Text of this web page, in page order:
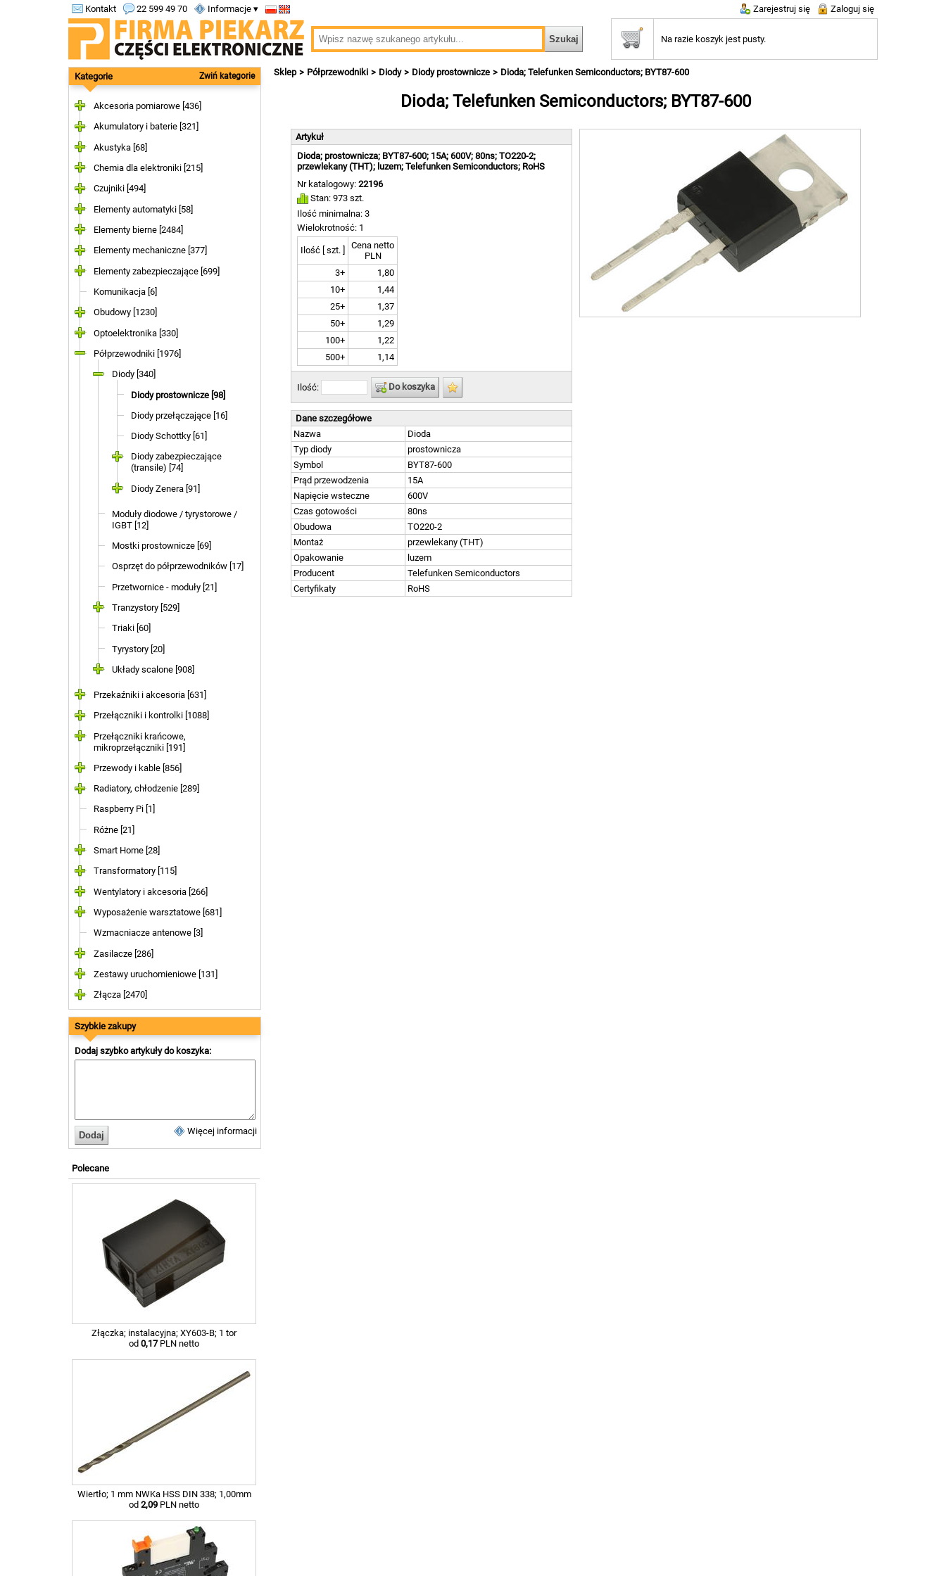
Kontakt 22 599 49 70 Informacje ▾ Zarejestruj się Zaloguj się
Na razie koszyk jest pusty.
Kategorie Zwiń kategorie
Akcesoria pomiarowe [436]
Akumulatory i baterie [321]
Akustyka [68]
Chemia dla elektroniki [215]
Czujniki [494]
Elementy automatyki [58]
Elementy bierne [2484]
Elementy mechaniczne [377]
Elementy zabezpieczające [699]
Komunikacja [6]
Obudowy [1230]
Optoelektronika [330]
Półprzewodniki [1976]
Diody [340]
Diody prostownicze [98]
Diody przełączające [16]
Diody Schottky [61]
Diody zabezpieczające
(transile) [74]
Diody Zenera [91]
Moduły diodowe / tyrystorowe /
IGBT [12]
Mostki prostownicze [69]
Osprzęt do półprzewodników [17]
Przetwornice - moduły [21]
Tranzystory [529]
Triaki [60]
Tyrystory [20]
Układy scalone [908]
Przekaźniki i akcesoria [631]
Przełączniki i kontrolki [1088]
Przełączniki krańcowe,
mikroprzełączniki [191]
Przewody i kable [856]
Radiatory, chłodzenie [289]
Raspberry Pi [1]
Różne [21]
Smart Home [28]
Transformatory [115]
Wentylatory i akcesoria [266]
Wyposażenie warsztatowe [681]
Wzmacniacze antenowe [3]
Zasilacze [286]
Zestawy uruchomieniowe [131]
Złącza [2470]
Szybkie zakupy
Dodaj szybko artykuły do koszyka:
Więcej informacji
Polecane
Złączka; instalacyjna; XY603-B; 1 tor
od 0,17PLN netto
Wiertło; 1 mm NWKa HSS DIN 338; 1,00mm
od 2,09 PLN netto
Sklep Półprzewodniki Diody Diody prostownicze Dioda; Telefunken Semiconductors; BYT87-600
Dioda; Telefunken Semiconductors; BYT87-600
Artykuł
Dioda; prostownicza; BYT87-600; 15A; 600V; 80ns; TO220-2;
przewlekany (THT); luzem; Telefunken Semiconductors; RoHS
Nr katalogowy: 22196
Stan: 973 szt.
Ilość minimalna: 3
Wielokrotność: 1
Ilość [ szt. ]
Cena netto
PLN
3+
1,80
10+
1,44
25+
1,37
50+
1,29
100+
1,22
500+
1,14
Ilość: Do koszyka
Dane szczegółowe
Nazwa
Dioda
Typ diody
prostownicza
Symbol
BYT87-600
Prąd przewodzenia
15A
Napięcie wsteczne
600V
Czas gotowości
80ns
Obudowa
TO220-2
Montaż
przewlekany (THT)
Opakowanie
luzem
Producent
Telefunken Semiconductors
Certyfikaty
RoHS